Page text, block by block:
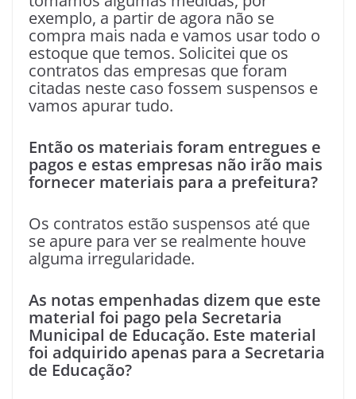
exemplo, a partir de agora não se
compra mais nada e vamos usar todo o
estoque que temos. Solicitei que os
contratos das empresas que foram
citadas neste caso fossem suspensos e
vamos apurar tudo.
Então os materiais foram entregues e
pagos e estas empresas não irão mais
fornecer materiais para a prefeitura?
Os contratos estão suspensos até que
se apure para ver se realmente houve
alguma irregularidade.
As notas empenhadas dizem que este
material foi pago pela Secretaria
Municipal de Educação. Este material
foi adquirido apenas para a Secretaria
de Educação?